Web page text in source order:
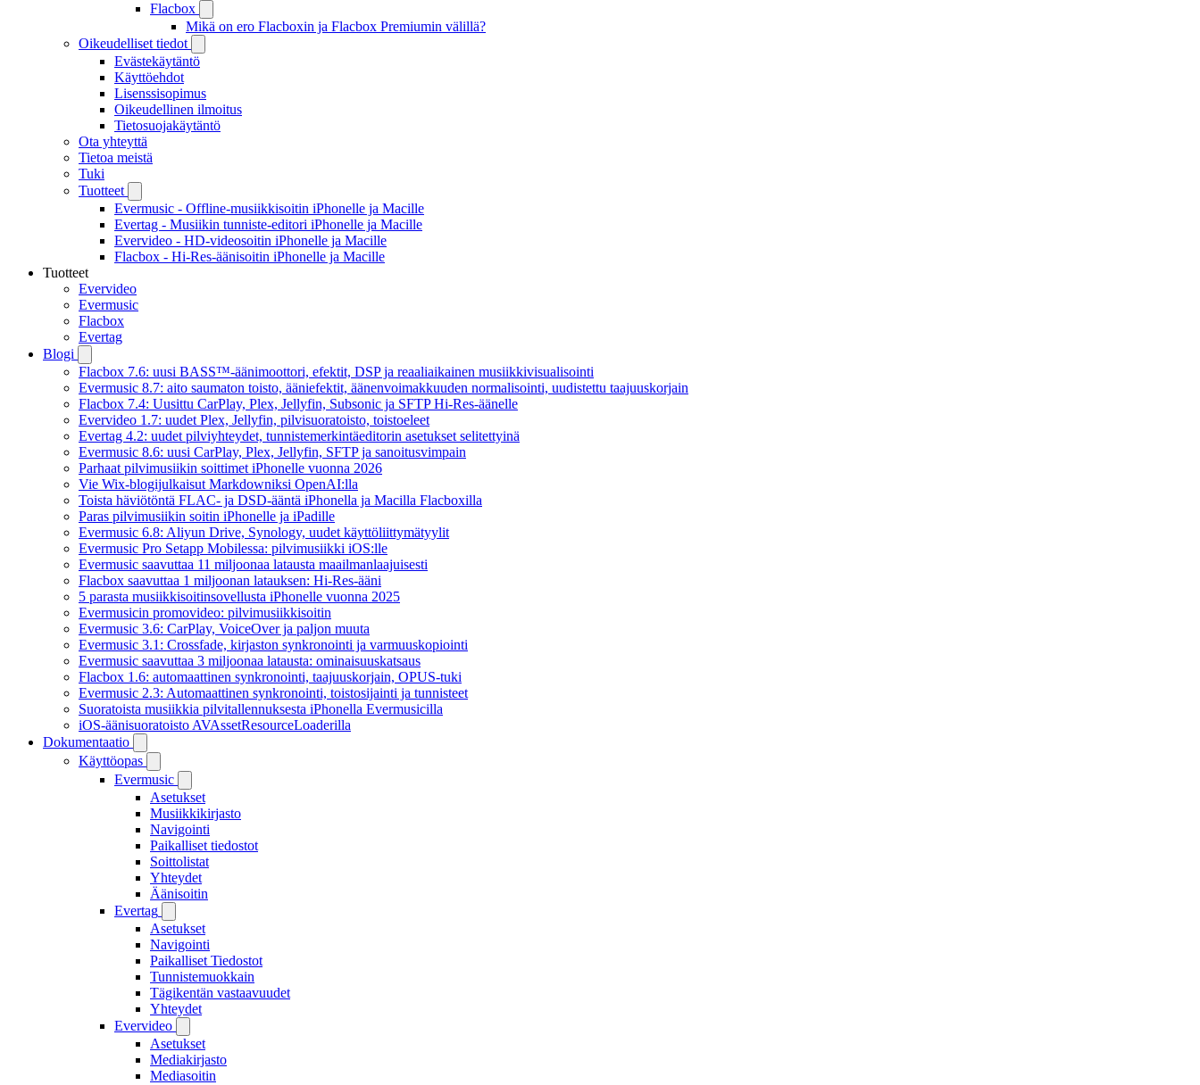
Flacbox
Mikä on ero Flacboxin ja Flacbox Premiumin välillä?
Oikeudelliset tiedot
Evästekäytäntö
Käyttöehdot
Lisenssisopimus
Oikeudellinen ilmoitus
Tietosuojakäytäntö
Ota yhteyttä
Tietoa meistä
Tuki
Tuotteet
Evermusic - Offline-musiikkisoitin iPhonelle ja Macille
Evertag - Musiikin tunniste-editori iPhonelle ja Macille
Evervideo - HD-videosoitin iPhonelle ja Macille
Flacbox - Hi-Res-äänisoitin iPhonelle ja Macille
Tuotteet
Evervideo
Evermusic
Flacbox
Evertag
Blogi
Flacbox 7.6: uusi BASS™-äänimoottori, efektit, DSP ja reaaliaikainen musiikkivisualisointi
Evermusic 8.7: aito saumaton toisto, ääniefektit, äänenvoimakkuuden normalisointi, uudistettu taajuuskorjain
Flacbox 7.4: Uusittu CarPlay, Plex, Jellyfin, Subsonic ja SFTP Hi-Res-äänelle
Evervideo 1.7: uudet Plex, Jellyfin, pilvisuoratoisto, toistoeleet
Evertag 4.2: uudet pilviyhteydet, tunnistemerkintäeditorin asetukset selitettyinä
Evermusic 8.6: uusi CarPlay, Plex, Jellyfin, SFTP ja sanoitusvimpain
Parhaat pilvimusiikin soittimet iPhonelle vuonna 2026
Vie Wix-blogijulkaisut Markdowniksi OpenAI:lla
Toista häviötöntä FLAC- ja DSD-ääntä iPhonella ja Macilla Flacboxilla
Paras pilvimusiikin soitin iPhonelle ja iPadille
Evermusic 6.8: Aliyun Drive, Synology, uudet käyttöliittymätyylit
Evermusic Pro Setapp Mobilessa: pilvimusiikki iOS:lle
Evermusic saavuttaa 11 miljoonaa latausta maailmanlaajuisesti
Flacbox saavuttaa 1 miljoonan latauksen: Hi-Res-ääni
5 parasta musiikkisoitinsovellusta iPhonelle vuonna 2025
Evermusicin promovideo: pilvimusiikkisoitin
Evermusic 3.6: CarPlay, VoiceOver ja paljon muuta
Evermusic 3.1: Crossfade, kirjaston synkronointi ja varmuuskopiointi
Evermusic saavuttaa 3 miljoonaa latausta: ominaisuuskatsaus
Flacbox 1.6: automaattinen synkronointi, taajuuskorjain, OPUS-tuki
Evermusic 2.3: Automaattinen synkronointi, toistosijainti ja tunnisteet
Suoratoista musiikkia pilvitallennuksesta iPhonella Evermusicilla
iOS-äänisuoratoisto AVAssetResourceLoaderilla
Dokumentaatio
Käyttöopas
Evermusic
Asetukset
Musiikkikirjasto
Navigointi
Paikalliset tiedostot
Soittolistat
Yhteydet
Äänisoitin
Evertag
Asetukset
Navigointi
Paikalliset Tiedostot
Tunnistemuokkain
Tägikentän vastaavuudet
Yhteydet
Evervideo
Asetukset
Mediakirjasto
Mediasoitin